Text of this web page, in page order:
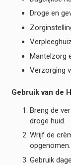
Droge en
Mantelzorg
Verzorging
Gebruik van de
Breng de
droge huid.
Wrijf de
opgenomen.
Gebruik